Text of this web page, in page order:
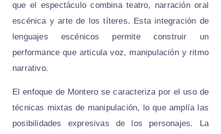
que el espectáculo combina teatro, narración oral
escénica y arte de los títeres. Esta integración de
lenguajes escénicos permite construir un
performance que articula voz, manipulación y ritmo
narrativo.
El enfoque de Montero se caracteriza por el uso de
técnicas mixtas de manipulación, lo que amplía las
posibilidades expresivas de los personajes. La